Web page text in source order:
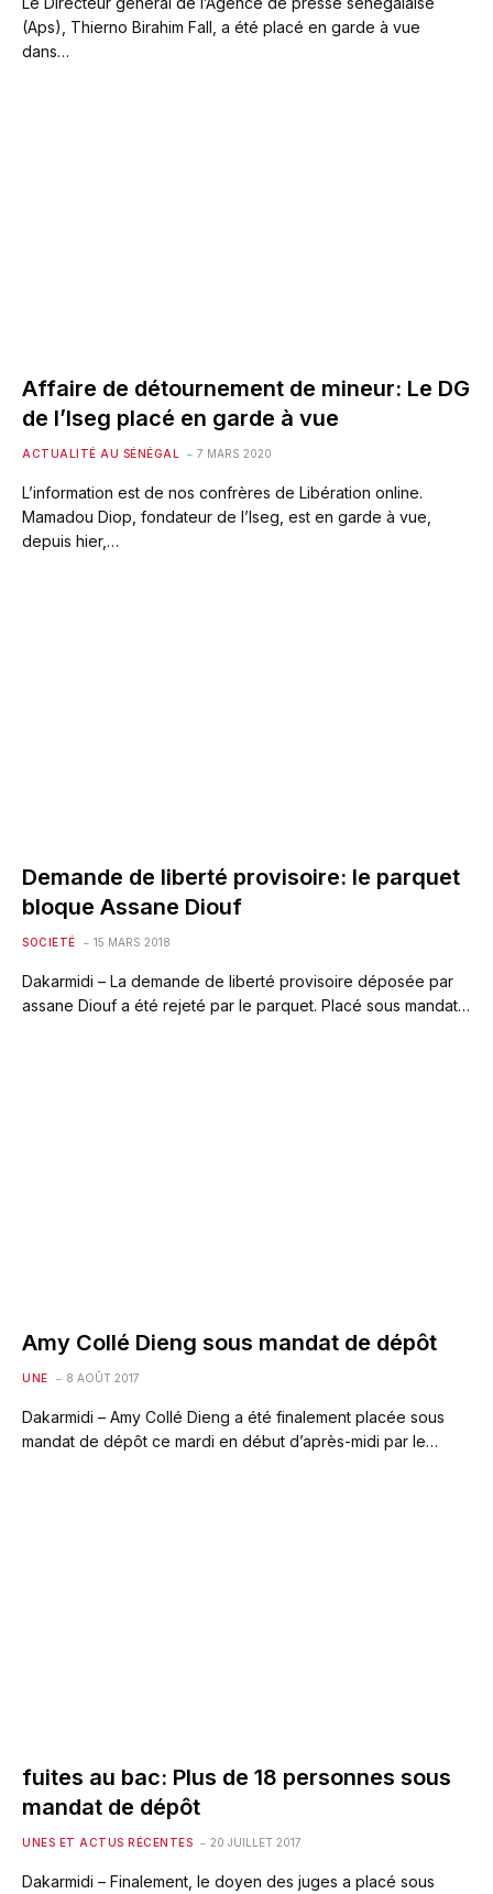
(Aps), Thierno Birahim Fall, a été placé en garde à vue
dans…
Affaire de détournement de mineur: Le DG
de l’Iseg placé en garde à vue
ACTUALITÉ AU SÉNÉGAL 7 MARS 2020
L’information est de nos confrères de Libération online.
Mamadou Diop, fondateur de l’Iseg, est en garde à vue,
depuis hier,…
Demande de liberté provisoire: le parquet
bloque Assane Diouf
SOCIETÉ 15 MARS 2018
Dakarmidi – La demande de liberté provisoire déposée par
assane Diouf a été rejeté par le parquet. Placé sous mandat…
Amy Collé Dieng sous mandat de dépôt
UNE 8 AOÛT 2017
Dakarmidi – Amy Collé Dieng a été finalement placée sous
mandat de dépôt ce mardi en début d’après-midi par le…
fuites au bac: Plus de 18 personnes sous
mandat de dépôt
UNES ET ACTUS RÉCENTES 20 JUILLET 2017
Dakarmidi – Finalement, le doyen des juges a placé sous